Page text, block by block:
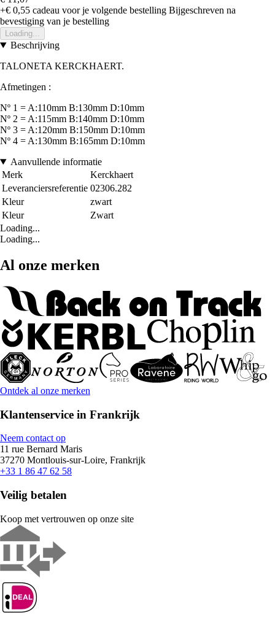
+€ 0,55 cadeau voor je volgende bestelling Bijgeschreven na
bevestiging van je bestelling
Loading...
Beschrijving
TALONETA KERCKHAERT.
Afmetingen :
Nº 1 = A:110mm B:130mm D:10mm
Nº 2 = A:115mm B:140mm D:10mm
Nº 3 = A:120mm B:150mm D:10mm
Nº 4 = A:130mm B:165mm D:10mm
Aanvullende informatie
Merk
Kerckhaert
Leveranciersreferentie 02306.282
Kleur
zwart
Kleur
Zwart
Loading...
Loading...
Al onze merken
Ontdek al onze merken
Klantenservice in Frankrijk
Neem contact op
11 rue Bernard Maris
37270 Montlouis-sur-Loire, Frankrijk
+33 1 86 47 62 58
Veilig betalen
Koop met vertrouwen op onze site